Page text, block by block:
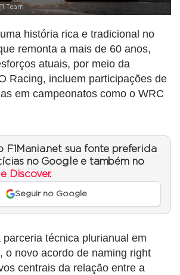
Team
história rica e tradicional no
remonta a mais de 60 anos,
atuais, por meio da
Racing, incluem participações de
em campeonatos como o WRC
F1Mania.net sua fonte preferida
no Google e também no
Discover.
Seguir no Google
técnica plurianual em
o novo acordo de naming right
centrais da relação entre a